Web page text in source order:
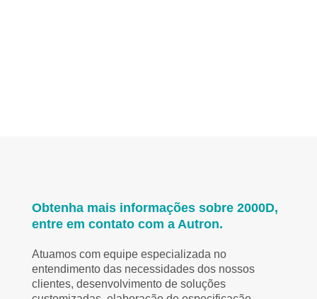
Obtenha mais informações sobre 2000D,
entre em contato com a Autron.
Atuamos com equipe especializada no
entendimento das necessidades dos nossos
clientes, desenvolvimento de soluções